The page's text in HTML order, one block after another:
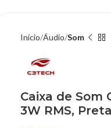
Início Áudio Som
Caixa de Som
3W RMS,